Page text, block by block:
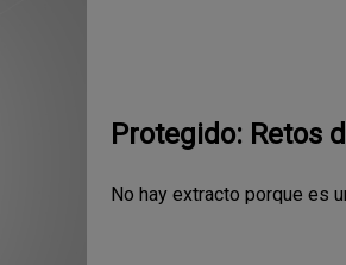
Protegido: Retos
No hay extracto porque es